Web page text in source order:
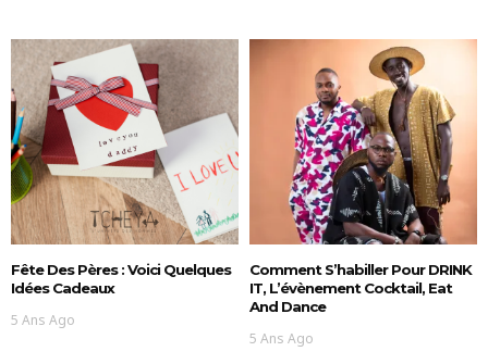
Fête Des Pères : Voici Quelques
Idées Cadeaux
5 Ans Ago
Comment S’habiller Pour DRINK
IT, L’évènement Cocktail, Eat
And Dance
5 Ans Ago